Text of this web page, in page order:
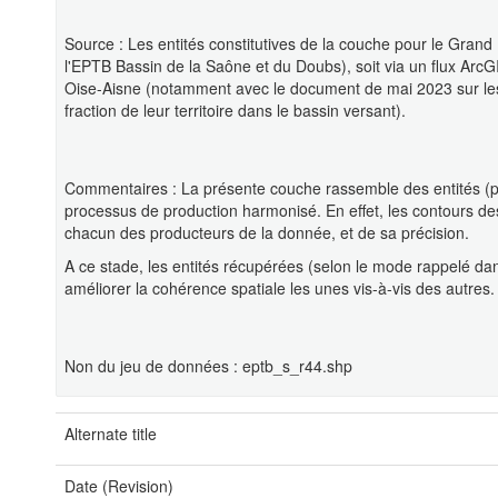
Source : Les entités constitutives de la couche pour le
l'EPTB Bassin de la Saône et du Doubs), soit via un flux
Oise-Aisne (notamment avec le document de mai 2023 sur
fraction de leur territoire dans le bassin versant).
Commentaires : La présente couche rassemble des entités
processus de production harmonisé. En effet, les contours
chacun des producteurs de la donnée, et de sa précision.
A ce stade, les entités récupérées (selon le mode rappelé
améliorer la cohérence spatiale les unes vis-à-vis des autres.
Non du jeu de données : eptb_s_r44.shp
Alternate title
Date (Revision)